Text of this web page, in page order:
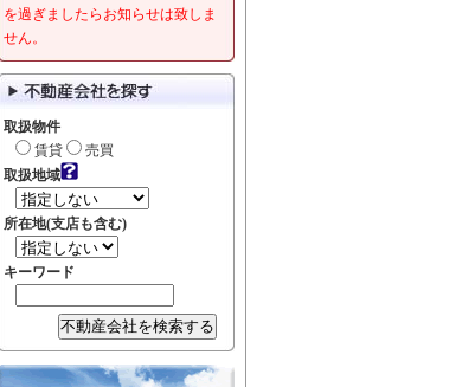
を過ぎましたらお知らせは致しま
せん。
取扱物件
賃貸
売買
取扱地域
所在地(支店も含む)
キーワード